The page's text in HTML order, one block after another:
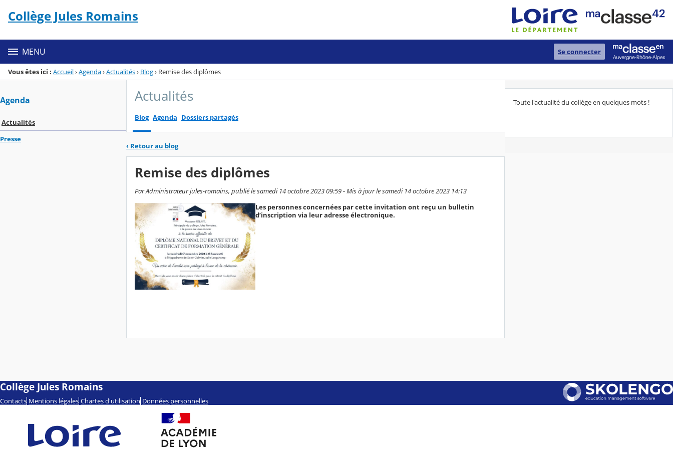
Menu de la rubrique
Contenu
Collège Jules Romains
MENU Se connecter
Vous êtes ici : Accueil›Agenda›Actualités› Blog› Remise des diplômes
Agenda
Actualités
Presse
Actualités
Blog Agenda Dossiers partagés
‹ Retour au blog
Remise des diplômes
Par Administrateur jules-romains, publié le samedi 14 octobre 2023 09:59 - Mis à jour le samedi 14 octobre 2023 14:13
Les personnes concernées par cette invitation ont reçu un bulletin
d’inscription via leur adresse électronique.
Toute l'actualité du collège en quelques mots !
Collège Jules Romains
Contacts Mentions légales Chartes d'utilisation Données personnelles